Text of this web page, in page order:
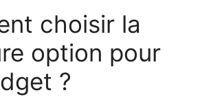
choisir la
option pour
?